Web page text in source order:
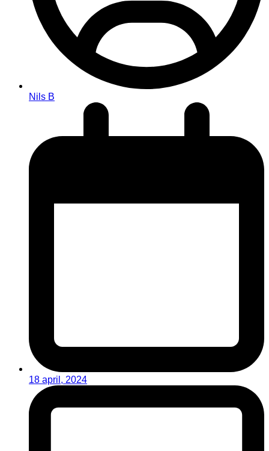
Nils B
18 april, 2024